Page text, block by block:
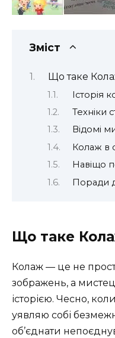
Зміст
Що таке
Історія
Техніки
Відомі
Колаж в
Навіщо
Поради
Що таке
Колаж — це не
зображень, а
історією. Чесно,
уявляю собі
об’єднати